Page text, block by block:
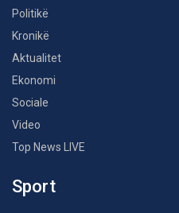
Politikë
Kronikë
Aktualitet
Ekonomi
Sociale
Video
Top News LIVE
Sport